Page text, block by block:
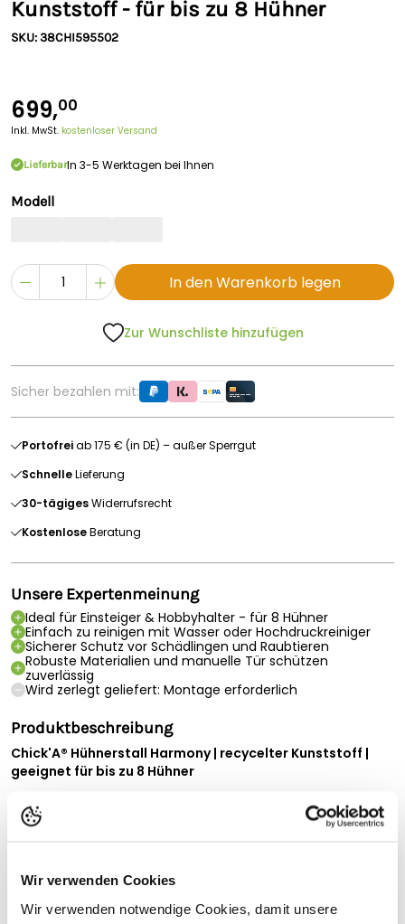
Wir verwenden Cookies
Wir verwenden notwendige Cookies, damit unsere
Kunststoff - für bis zu 8 Hühner
SKU: 38CHI595502
699,00
Inkl. MwSt. kostenloser Versand
LieferbarIn 3-5 Werktagen bei Ihnen
Modell
In den Warenkorb legen
Zur Wunschliste hinzufügen
Sicher bezahlen mit:
Portofreiab 175 € (in DE) – außer Sperrgut
SchnelleLieferung
30-tägigesWiderrufsrecht
KostenloseBeratung
Unsere Expertenmeinung
Ideal für Einsteiger & Hobbyhalter - für 8 Hühner
Einfach zu reinigen mit Wasser oder Hochdruckreiniger
Sicherer Schutz vor Schädlingen und Raubtieren
Robuste Materialien und manuelle Tür schützen
zuverlässig
Wird zerlegt geliefert: Montage erforderlich
Produktbeschreibung
Chick'A® Hühnerstall Harmony | recycelter Kunststoff |
geeignet für bis zu 8 Hühner
Sie träumen davon, eigene Hühner zu halten – sicher, stilvoll
und mit wenig Aufwand? Der Hühnerstall Harmony by
Stall nicht nur ein sicheres Zuhause für Ihre Tiere, sondern
macht auch optisch in jedem Garten eine hervorragende
Figur.